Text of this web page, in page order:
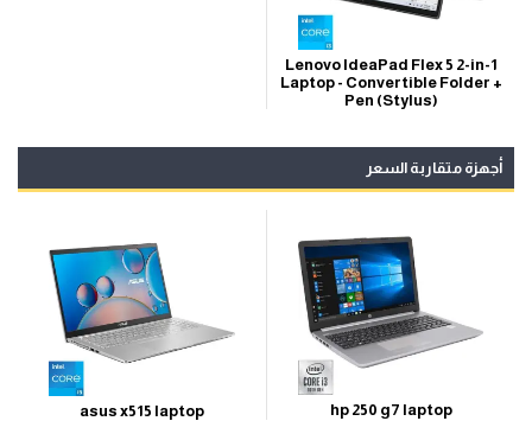
Lenovo IdeaPad Flex 5 2-in-1
Laptop - Convertible Folder +
Pen (Stylus)
أجهزة متقاربة السعر
hp 250 g7 laptop
asus x515 laptop